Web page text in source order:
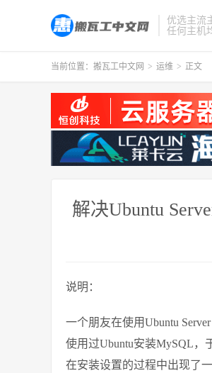
优选主流
任何主机
当前位置： 搬瓦工中文网 > 运维 > 正文
解决Ubuntu
说明：
一个朋友在使用Ubuntu
使用过Ubuntu安装MySQL
在安装设置的过程中出现了